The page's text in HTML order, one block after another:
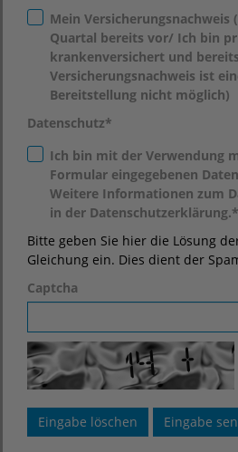
Mein Versicherungsnachweis
Quartal bereits vor/ Ich bin
krankenversichert und
Versicherungsnachweis ist
Bereitstellung nicht möglich)
Datenschutz*
Ich bin mit der Verwendung
Formular eingegebenen
Weitere Informationen zum
in der Datenschutzerklärung.*
Bitte geben Sie hier die Lösung
Gleichung ein. Dies dient der
Captcha